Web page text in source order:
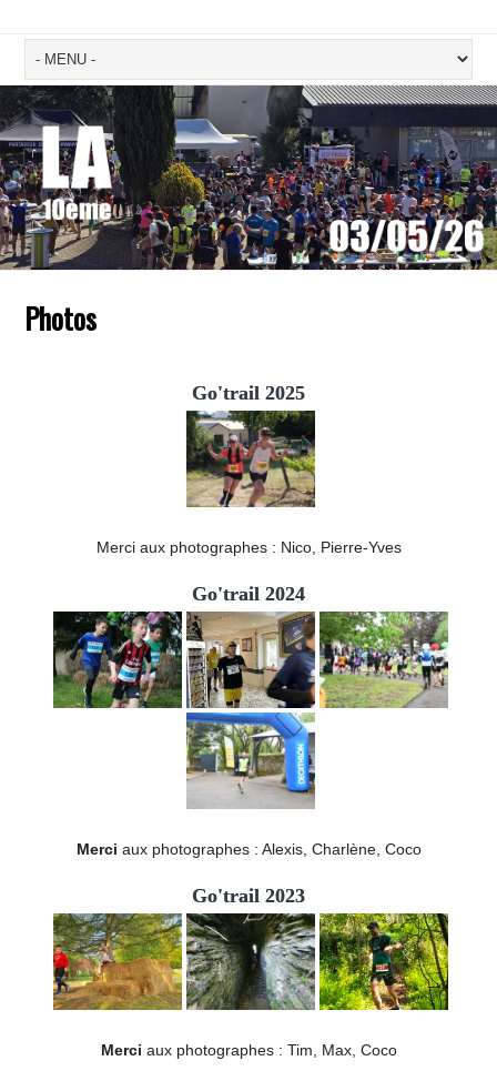
Photos
Go'trail 2025
Merci aux photographes : Nico, Pierre-Yves
Go'trail 2024
Merci aux photographes : Alexis, Charlène, Coco
Go'trail 2023
Merci aux photographes : Tim, Max, Coco